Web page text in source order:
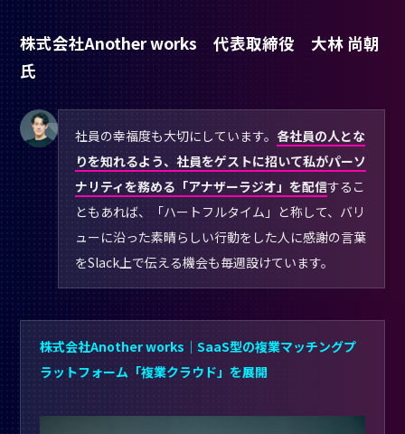
株式会社Another works 代表取締役 大林 尚朝
氏
社員の幸福度も大切にしています。 各社員の人とな
りを知れるよう、社員をゲストに招いて私がパーソ
ナリティを務める「アナザーラジオ」を配信するこ
ともあれば、「ハートフルタイム」と称して、バリ
ューに沿った素晴らしい行動をした人に感謝の言葉
をSlack上で伝える機会も毎週設けています。
株式会社Another works｜SaaS型の複業マッチングプ
ラットフォーム「複業クラウド」を展開